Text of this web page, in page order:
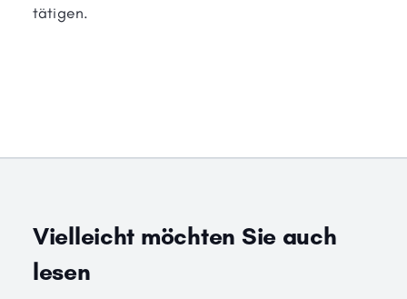
tätigen.
Vielleicht möchten Sie auch
lesen